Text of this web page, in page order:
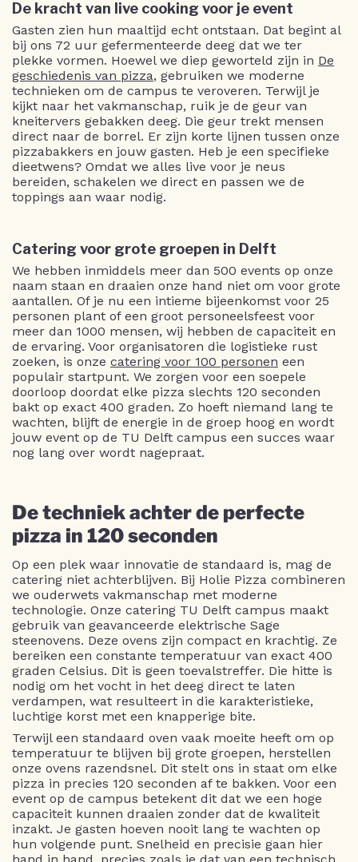
De kracht van live cooking voor je event
Gasten zien hun maaltijd echt ontstaan. Dat begint al
bij ons 72 uur gefermenteerde deeg dat we ter
plekke vormen. Hoewel we diep geworteld zijn in De
geschiedenis van pizza, gebruiken we moderne
technieken om de campus te veroveren. Terwijl je
kijkt naar het vakmanschap, ruik je de geur van
kneitervers gebakken deeg. Die geur trekt mensen
direct naar de borrel. Er zijn korte lijnen tussen onze
pizzabakkers en jouw gasten. Heb je een specifieke
dieetwens? Omdat we alles live voor je neus
bereiden, schakelen we direct en passen we de
toppings aan waar nodig.
Catering voor grote groepen in Delft
We hebben inmiddels meer dan 500 events op onze
naam staan en draaien onze hand niet om voor grote
aantallen. Of je nu een intieme bijeenkomst voor 25
personen plant of een groot personeelsfeest voor
meer dan 1000 mensen, wij hebben de capaciteit en
de ervaring. Voor organisatoren die logistieke rust
zoeken, is onze catering voor 100 personen een
populair startpunt. We zorgen voor een soepele
doorloop doordat elke pizza slechts 120 seconden
bakt op exact 400 graden. Zo hoeft niemand lang te
wachten, blijft de energie in de groep hoog en wordt
jouw event op de TU Delft campus een succes waar
nog lang over wordt nagepraat.
De techniek achter de perfecte
pizza in 120 seconden
Op een plek waar innovatie de standaard is, mag de
catering niet achterblijven. Bij Holie Pizza combineren
we ouderwets vakmanschap met moderne
technologie. Onze catering TU Delft campus maakt
gebruik van geavanceerde elektrische Sage
steenovens. Deze ovens zijn compact en krachtig. Ze
bereiken een constante temperatuur van exact 400
graden Celsius. Dit is geen toevalstreffer. Die hitte is
nodig om het vocht in het deeg direct te laten
verdampen, wat resulteert in die karakteristieke,
luchtige korst met een knapperige bite.
Terwijl een standaard oven vaak moeite heeft om op
temperatuur te blijven bij grote groepen, herstellen
onze ovens razendsnel. Dit stelt ons in staat om elke
pizza in precies 120 seconden af te bakken. Voor een
event op de campus betekent dit dat we een hoge
capaciteit kunnen draaien zonder dat de kwaliteit
inzakt. Je gasten hoeven nooit lang te wachten op
hun volgende punt. Snelheid en precisie gaan hier